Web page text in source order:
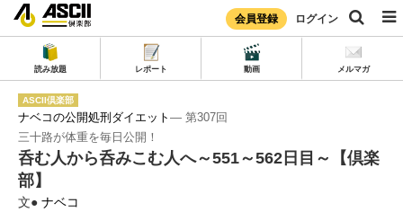
会員登録 ログイン
読み放題 レポート 動画 メルマガ
ASCII倶楽部
ナベコの公開処刑ダイエット ― 第307回
三十路が体重を毎日公開！
呑む人から呑みこむ人へ～551～562日目～【倶楽
部】
文● ナベコ